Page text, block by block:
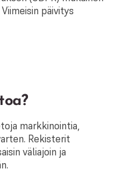
päivitys
markkinointia,
Rekisterit
väliajoin ja